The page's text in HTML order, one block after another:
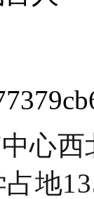
心
地